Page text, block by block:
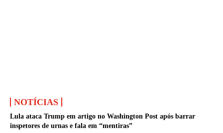
NOTÍCIAS
Lula ataca Trump em artigo no Washington Post após barrar
inspetores de urnas e fala em “mentiras”